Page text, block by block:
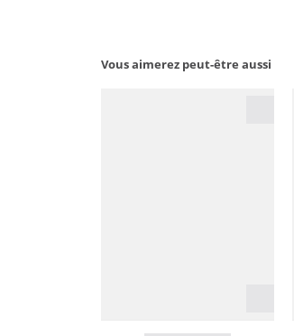
Vous aimerez peut-être aussi